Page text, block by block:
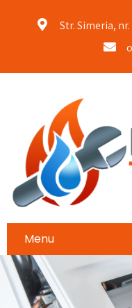
Str. Simeria,
Menu